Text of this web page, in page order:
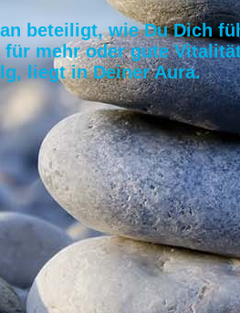
beteiligt, wie Du Dich
für mehr oder gute
liegt in Deiner Aura.